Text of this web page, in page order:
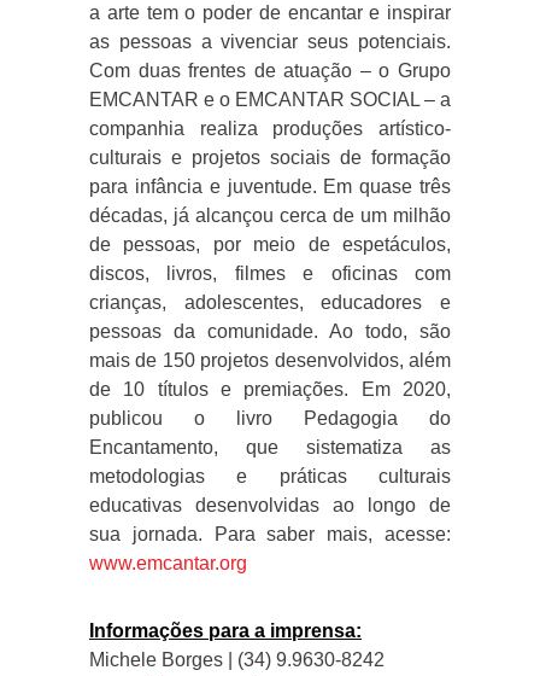
a arte tem o poder de encantar e inspirar
as pessoas a vivenciar seus potenciais.
Com duas frentes de atuação – o Grupo
EMCANTAR e o EMCANTAR SOCIAL – a
companhia realiza produções artístico-
culturais e projetos sociais de formação
para infância e juventude. Em quase três
décadas, já alcançou cerca de um milhão
de pessoas, por meio de espetáculos,
discos, livros, filmes e oficinas com
crianças, adolescentes, educadores e
pessoas da comunidade. Ao todo, são
mais de 150 projetos desenvolvidos, além
de 10 títulos e premiações. Em 2020,
publicou o livro Pedagogia do
Encantamento, que sistematiza as
metodologias e práticas culturais
educativas desenvolvidas ao longo de
sua jornada. Para saber mais, acesse:
www.emcantar.org
Informações para a imprensa:
Michele Borges | (34) 9.9630-8242